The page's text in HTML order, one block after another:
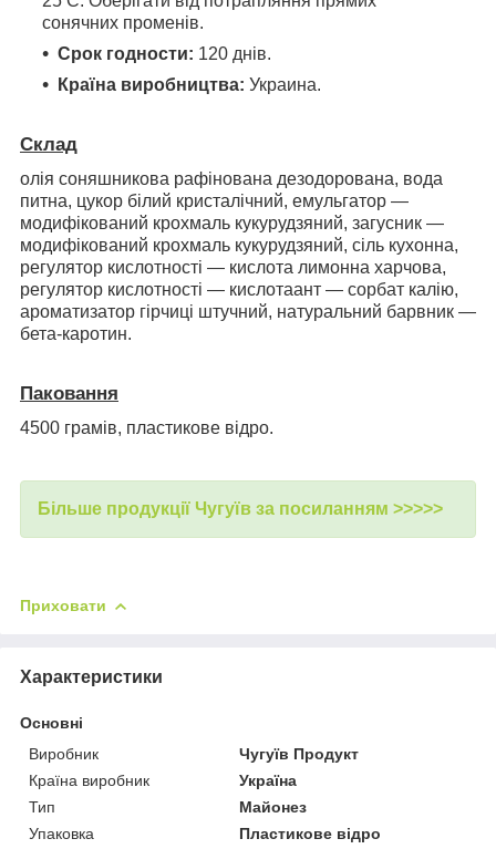
сонячних променів.
Срок годности: 120 днів.
Країна виробництва: Украина.
Склад
олія соняшникова рафінована дезодорована, вода
питна, цукор білий кристалічний, емульгатор —
модифікований крохмаль кукурудзяний, загусник —
модифікований крохмаль кукурудзяний, сіль кухонна,
регулятор кислотності — кислота лимонна харчова,
регулятор кислотності — кислотаант — сорбат калію,
ароматизатор гірчиці штучний, натуральний барвник —
бета-каротин.
Паковання
4500 грамів, пластикове відро.
Більше продукції Чугуїв за посиланням >>>>>
Приховати
Характеристики
Основні
Виробник
Чугуїв Продукт
Країна виробник
Україна
Тип
Майонез
Упаковка
Пластикове відро